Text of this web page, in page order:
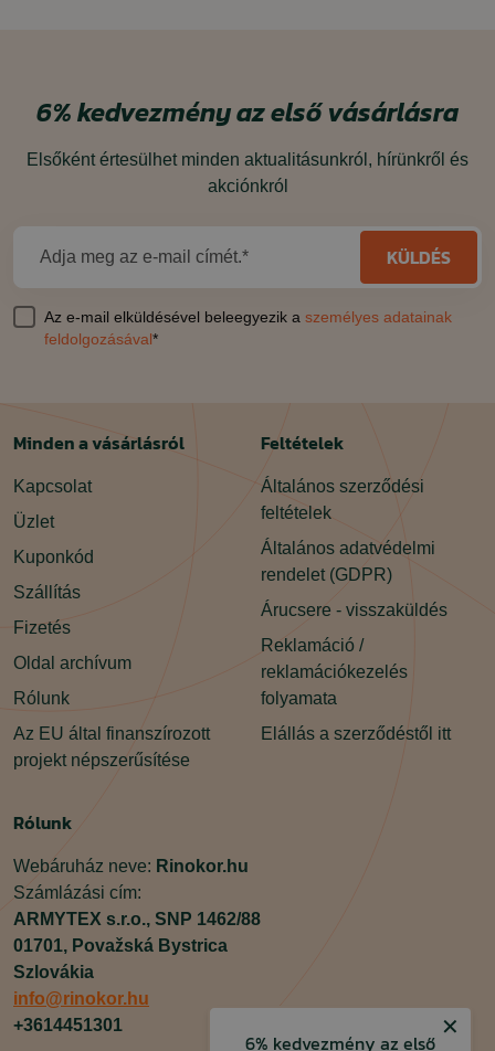
6%kedvezményaz első vásárlásra
Elsőként értesülhet minden aktualitásunkról, hírünkről és
akciónkról
Adja meg az e-mail címét.* KÜLDÉS
Az e-mail elküldésével beleegyezik a személyes adatainak
feldolgozásával*
Minden a vásárlásról
Kapcsolat
Üzlet
Kuponkód
Szállítás
Fizetés
Oldal archívum
Rólunk
Az EU által finanszírozott
projekt népszerűsítése
Feltételek
Általános szerződési
feltételek
Általános adatvédelmi
rendelet (GDPR)
Árucsere - visszaküldés
Reklamáció /
reklamációkezelés
folyamata
Elállás a szerződéstől itt
Rólunk
Webáruház neve: Rinokor.hu
Számlázási cím:
ARMYTEX s.r.o., SNP 1462/88
01701, Považská Bystrica
Szlovákia
info@rinokor.hu
+3614451301
✕
6% kedvezmény az első